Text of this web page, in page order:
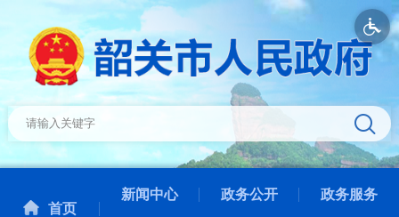
首页
新闻中心 政务公开 政务服务